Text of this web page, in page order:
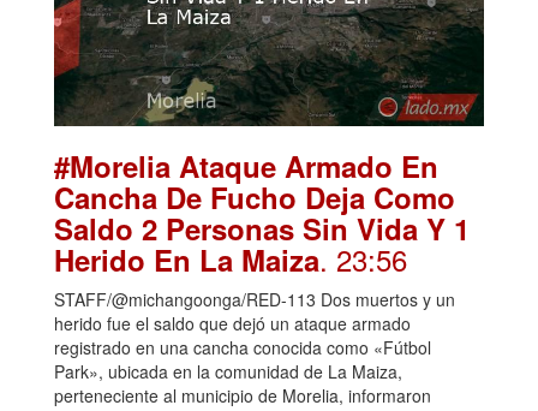
#Morelia Ataque Armado En
Cancha De Fucho Deja Como
Saldo 2 Personas Sin Vida Y 1
Herido En La Maiza. 23:56
STAFF/@michangoonga/RED-113 Dos muertos y un
herido fue el saldo que dejó un ataque armado
registrado en una cancha conocida como «Fútbol
Park», ubicada en la comunidad de La Maiza,
perteneciente al municipio de Morelia, informaron